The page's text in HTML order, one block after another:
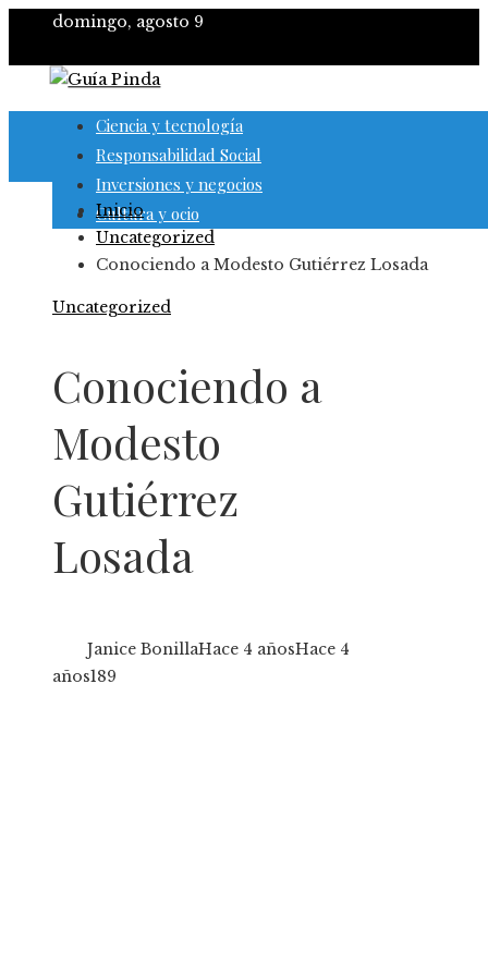
domingo, agosto 9
Ciencia y tecnología
Responsabilidad Social
Inversiones y negocios
Cultura y ocio
Inicio
Uncategorized
Conociendo a Modesto Gutiérrez Losada
Uncategorized
Conociendo a
Modesto
Gutiérrez
Losada
Janice BonillaHace 4 añosHace 4
años189